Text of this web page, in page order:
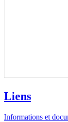
Liens
Informations et